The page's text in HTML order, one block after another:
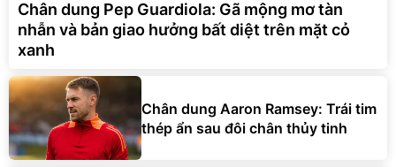
Chân dung Pep Guardiola: Gã mộng mơ tàn
nhẫn và bản giao hưởng bất diệt trên mặt cỏ
xanh
Chân dung Aaron Ramsey: Trái tim
thép ẩn sau đôi chân thủy tinh